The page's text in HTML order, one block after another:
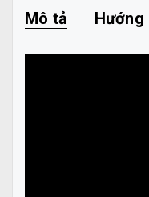
Mô tả Hướng